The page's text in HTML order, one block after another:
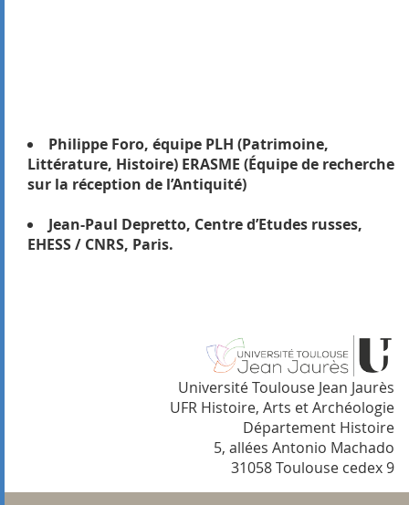
Philippe Foro, équipe PLH (Patrimoine,
Littérature, Histoire) ERASME (Équipe de recherche
sur la réception de l’Antiquité)
Jean-Paul Depretto, Centre d’Etudes russes,
EHESS / CNRS, Paris.
Université Toulouse Jean Jaurès
UFR Histoire, Arts et Archéologie
Département Histoire
5, allées Antonio Machado
31058 Toulouse cedex 9